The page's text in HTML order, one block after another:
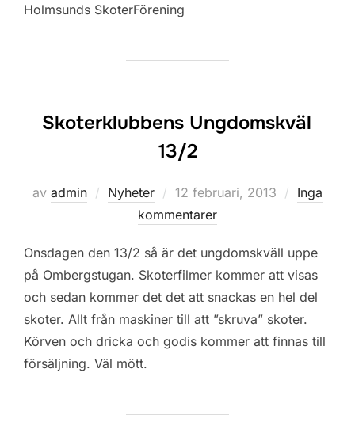
Holmsunds SkoterFörening
Skoterklubbens Ungdomskväl
13/2
av admin Nyheter
Publicerat
den
12 februari, 2013
Inga
kommentarer
Onsdagen den 13/2 så är det ungdomskväll uppe
på Ombergstugan. Skoterfilmer kommer att visas
och sedan kommer det det att snackas en hel del
skoter. Allt från maskiner till att ”skruva” skoter.
Körven och dricka och godis kommer att finnas till
försäljning. Väl mött.